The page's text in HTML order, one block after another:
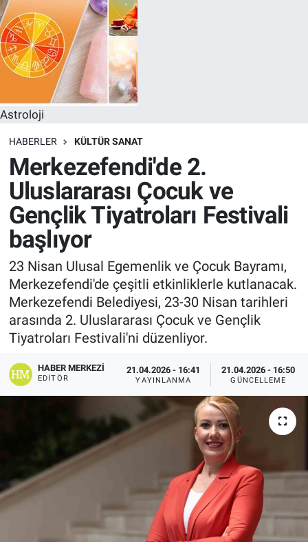
Astroloji
HABERLER KÜLTÜR SANAT
Merkezefendi'de 2.
Uluslararası Çocuk ve
Gençlik Tiyatroları Festivali
başlıyor
23 Nisan Ulusal Egemenlik ve Çocuk Bayramı,
Merkezefendi'de çeşitli etkinliklerle kutlanacak.
Merkezefendi Belediyesi, 23-30 Nisan tarihleri
arasında 2. Uluslararası Çocuk ve Gençlik
Tiyatroları Festivali'ni düzenliyor.
HABER MERKEZI
EDITÖR
21.04.2026 - 16:41
YAYINLANMA
21.04.2026 - 16:50
GÜNCELLEME